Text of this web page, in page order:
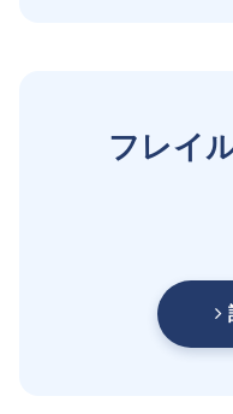
フレイ